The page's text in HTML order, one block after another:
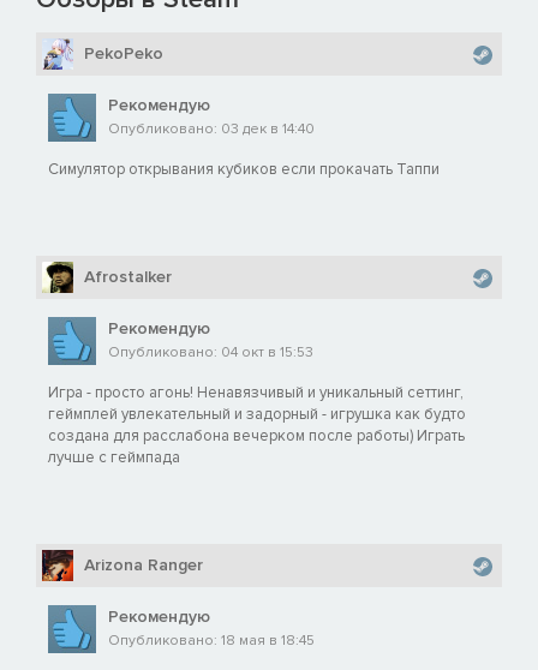
PekoPeko
Рекомендую
Опубликовано: 03 дек в 14:40
Симулятор открывания кубиков если прокачать Таппи
Afrostalker
Рекомендую
Опубликовано: 04 окт в 15:53
Игра - просто агонь! Ненавязчивый и уникальный сеттинг,
геймплей увлекательный и задорный - игрушка как будто
создана для расслабона вечерком после работы) Играть
лучше с геймпада
Arizona Ranger
Рекомендую
Опубликовано: 18 мая в 18:45